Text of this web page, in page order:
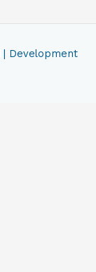
| Development